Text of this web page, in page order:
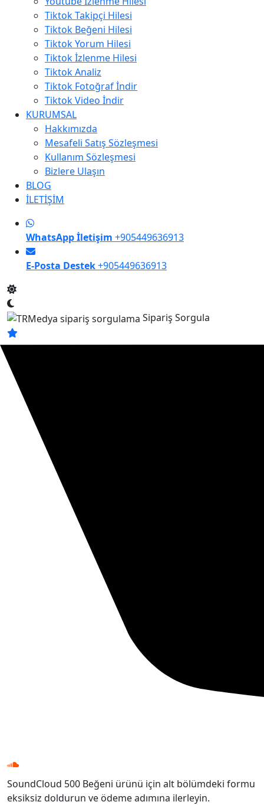
Tiktok Takipçi Hilesi
Tiktok Beğeni Hilesi
Tiktok Yorum Hilesi
Tiktok İzlenme Hilesi
Tiktok Analiz
Tiktok Fotoğraf İndir
Tiktok Video İndir
KURUMSAL
Hakkımızda
Mesafeli Satış Sözleşmesi
Kullanım Sözleşmesi
Bizlere Ulaşın
BLOG
İLETİŞİM
WhatsApp İletişim +905449636913
E-Posta Destek+905449636913
Sipariş Sorgula
SoundCloud 500 Beğeni ürünü için alt bölümdeki formu
eksiksiz doldurun ve ödeme adımına ilerleyin.